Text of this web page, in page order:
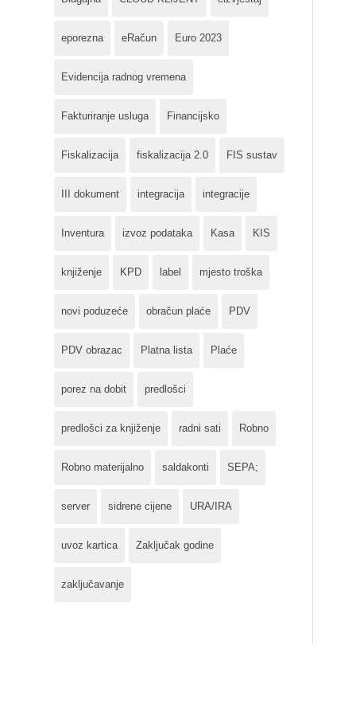
eporezna eRačun Euro 2023
Evidencija radnog vremena
Fakturiranje usluga Financijsko
Fiskalizacija fiskalizacija 2.0 FIS sustav
III dokument integracija integracije
Inventura izvoz podataka Kasa KIS
knjiženje KPD label mjesto troška
novi poduzeće obračun plaće PDV
PDV obrazac Platna lista Plaće
porez na dobit predlošci
predlošci za knjiženje radni sati Robno
Robno materijalno saldakonti SEPA;
server sidrene cijene URA/IRA
uvoz kartica Zaključak godine
zaključavanje